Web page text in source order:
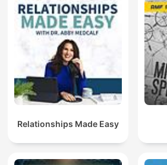
Relationships Made Easy